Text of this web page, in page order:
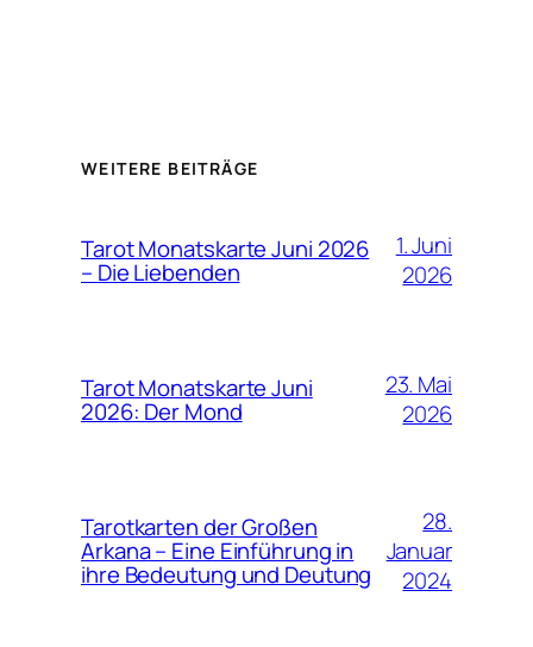
WEITERE BEITRÄGE
Tarot Monatskarte Juni 2026
– Die Liebenden
1. Juni
2026
Tarot Monatskarte Juni
2026: Der Mond
23. Mai
2026
Tarotkarten der Großen
Arkana – Eine Einführung in
ihre Bedeutung und Deutung
28.
Januar
2024